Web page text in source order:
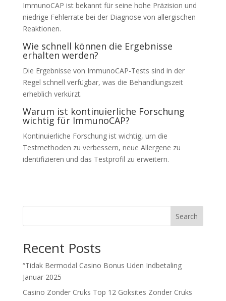
ImmunoCAP ist bekannt für seine hohe Präzision und
niedrige Fehlerrate bei der Diagnose von allergischen
Reaktionen.
Wie schnell können die Ergebnisse
erhalten werden?
Die Ergebnisse von ImmunoCAP-Tests sind in der
Regel schnell verfügbar, was die Behandlungszeit
erheblich verkürzt.
Warum ist kontinuierliche Forschung
wichtig für ImmunoCAP?
Kontinuierliche Forschung ist wichtig, um die
Testmethoden zu verbessern, neue Allergene zu
identifizieren und das Testprofil zu erweitern.
Search
Recent Posts
“Tidak Bermodal Casino Bonus Uden Indbetaling
Januar 2025
Casino Zonder Cruks Top 12 Goksites Zonder Cruks